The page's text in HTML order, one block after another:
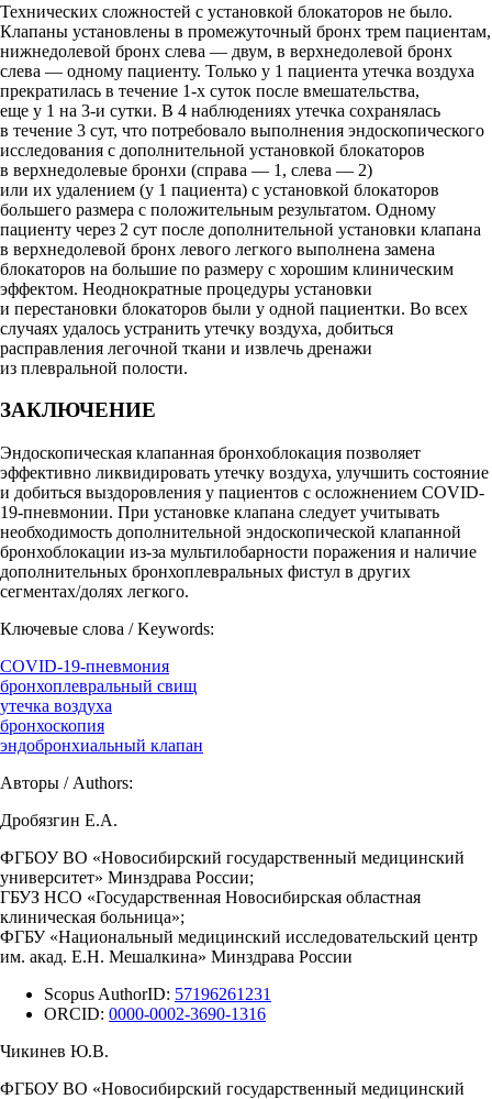
Технических сложностей с установкой блокаторов не было.
Клапаны установлены в промежуточный бронх трем пациентам,
нижнедолевой бронх слева — двум, в верхнедолевой бронх
слева — одному пациенту. Только у 1 пациента утечка воздуха
прекратилась в течение 1-х суток после вмешательства,
еще у 1 на 3-и сутки. В 4 наблюдениях утечка сохранялась
в течение 3 сут, что потребовало выполнения эндоскопического
исследования с дополнительной установкой блокаторов
в верхнедолевые бронхи (справа — 1, слева — 2)
или их удалением (у 1 пациента) с установкой блокаторов
большего размера с положительным результатом. Одному
пациенту через 2 сут после дополнительной установки клапана
в верхнедолевой бронх левого легкого выполнена замена
блокаторов на большие по размеру с хорошим клиническим
эффектом. Неоднократные процедуры установки
и перестановки блокаторов были у одной пациентки. Во всех
случаях удалось устранить утечку воздуха, добиться
расправления легочной ткани и извлечь дренажи
из плевральной полости.
ЗАКЛЮЧЕНИЕ
Эндоскопическая клапанная бронхоблокация позволяет
эффективно ликвидировать утечку воздуха, улучшить состояние
и добиться выздоровления у пациентов с осложнением COVID-
19-пневмонии. При установке клапана следует учитывать
необходимость дополнительной эндоскопической клапанной
бронхоблокации из-за мультилобарности поражения и наличие
дополнительных бронхоплевральных фистул в других
сегментах/долях легкого.
Ключевые слова / Keywords:
COVID-19-пневмония
бронхоплевральный свищ
утечка воздуха
бронхоскопия
эндобронхиальный клапан
Авторы / Authors:
Дробязгин Е.А.
ФГБОУ ВО «Новосибирский государственный медицинский
университет» Минздрава России;
ГБУЗ НСО «Государственная Новосибирская областная
клиническая больница»;
ФГБУ «Национальный медицинский исследовательский центр
им. акад. Е.Н. Мешалкина» Минздрава России
Scopus AuthorID: 57196261231
ORCID: 0000-0002-3690-1316
Чикинев Ю.В.
ФГБОУ ВО «Новосибирский государственный медицинский